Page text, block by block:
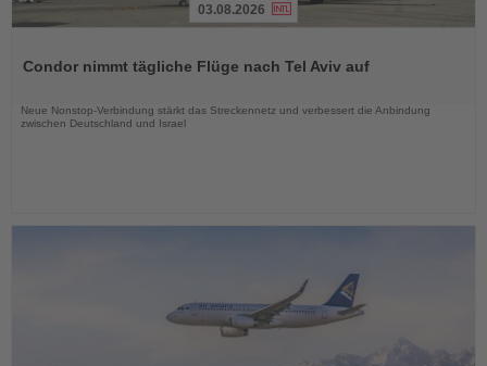
die
03.08.2026
Condor nimmt tägliche Flüge nach Tel Aviv auf
Neue Nonstop-Verbindung stärkt das Streckennetz und verbessert die Anbindung
zwischen Deutschland und Israel